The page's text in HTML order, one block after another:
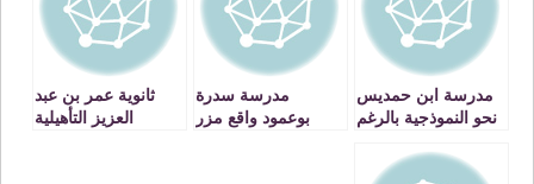
مدرسة ابن حمديس
نحو النموذجية بالرغم
مدرسة سدرة
بوعمود واقع مزر
ثانوية عمر بن عبد
العزيز التأهيلية